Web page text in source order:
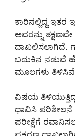
ಕಾರಿನಲ್ಲಿದ್ದ ಇತರ
ಅವರನ್ನು
ದಾಖಲಿಸಲಾಗಿದೆ.
ಬದುಕಿನ ನಡುವೆ
ಮೂಲಗಳು
ವಿಷಯ
ಧಾವಿಸಿ ಪರಿಶೀಲನೆ
ಪರೀಕ್ಷೆಗೆ